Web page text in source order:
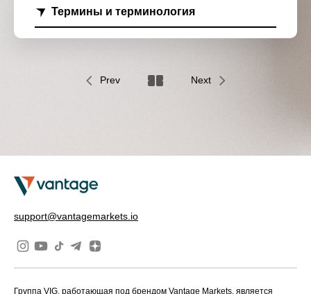
Термины и терминология
Prev Next
support@vantagemarkets.io
Группа VIG, работающая под брендом Vantage Markets, является